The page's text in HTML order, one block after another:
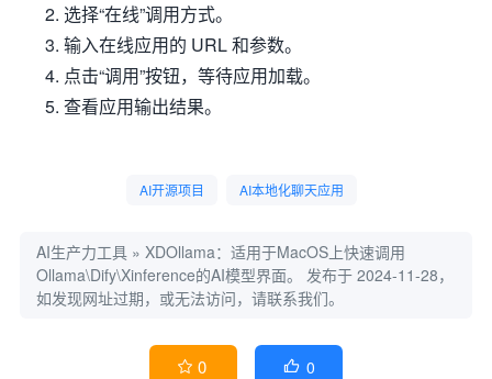
选择“在线”调用方式。
输入在线应用的 URL 和参数。
点击“调用”按钮，等待应用加载。
查看应用输出结果。
AI开源项目 AI本地化聊天应用
AI生产力工具 » XDOllama：适用于MacOS上快速调用
Ollama\Dify\Xinference的AI模型界面。
发布于 2024-11-28，
如发现网址过期，或无法访问，请联系我们。
 0  0